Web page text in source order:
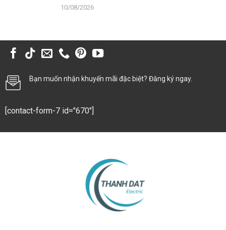
10/08/2026
Bạn muốn nhận khuyến mãi đặc biệt? Đăng ký ngay.
[contact-form-7 id="670"]